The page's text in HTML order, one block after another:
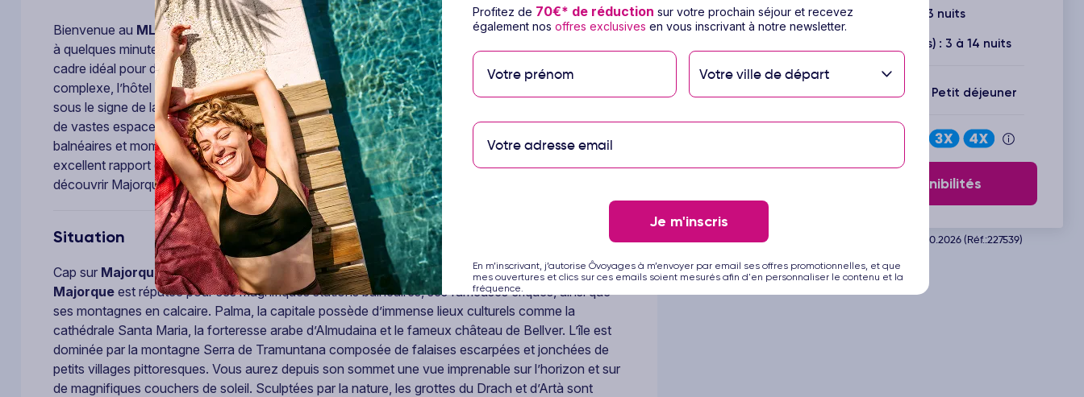
Bienvenue au MLL Palma Bay Club Resort 3* !Situé dans le quartier animé de Playa de Palma,
à quelques minutes de la plage et à proximité de la capitale majorquine, cet établissement offre un
cadre idéal pour des vacances dynamiques sous le soleil des Baléares. Réparti au cœur d’un vaste
complexe, l’hôtel propose des chambres simples et fonctionnelles, parfaites pour un séjour placé
sous le signe de la convivialité et de la détente. Vous profiterez de plusieurs piscines extérieures,
de vastes espaces communs et d’une offre de restauration variée, idéale pour alterner plaisirs
balnéaires et moments de partage. Grâce à sa situation stratégique, son ambiance animée et son
excellent rapport qualité-prix, leMLL Palma Bay Club Resort 3*est une adresse idéale pour
découvrir Majorque entre plage, loisirs et vie nocturne.
Situation
Cap sur Majorque,l’une des plus célèbres îles espagnoles des Baléares dans la Méditerranée !
Majorque est réputée pour ses magnifiques stations balnéaires, ses fameuses criques, ainsi que
ses montagnes en calcaire. Palma, la capitale possède d’immense lieux culturels comme la
cathédrale Santa Maria, la forteresse arabe d’Almudaina et le fameux château de Bellver. L’île est
dominée par la montagne Serra de Tramuntana composée de falaises escarpées et jonchées de
petits villages pittoresques. Vous aurez depuis son sommet une vue imprenable sur l’horizon et sur
de magnifiques couchers de soleil. Sculptées par la nature, les grottes du Drach et d’Artà sont
4 jours / 3 nuits
Durée(s) disponible(s) : 3 à 14 nuits
Inclus : Vols + Hôtel + Petit déjeuner
Voir les disponibilités
Départ de Barcelone le 26.10.2026 (Réf.:227539)
Profitez de 70€* de réduction sur votre prochain séjour et recevez
également nosoffres exclusives en vous inscrivant à notre newsletter.
Votre ville de départ
Je m'inscris
En m’inscrivant, j’autorise Ôvoyages à m’envoyer par email ses offres promotionnelles, et que
mes ouvertures et clics sur ces emails soient mesurés afin d'en personnaliser le contenu et la
fréquence.